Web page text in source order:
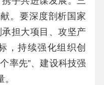
。要深度剖析国家
担大项目、攻坚产
，持续强化组织创
率先”、建设科技强